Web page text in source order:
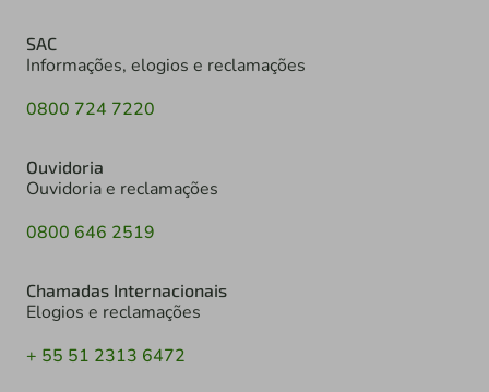
SAC
Informações, elogios e reclamações
0800 724 7220
Ouvidoria
Ouvidoria e reclamações
0800 646 2519
Chamadas Internacionais
Elogios e reclamações
+ 55 51 2313 6472